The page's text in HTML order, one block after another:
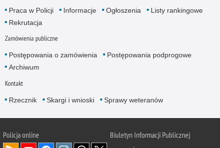
Praca w Policji Informacje Ogłoszenia
Listy rankingowe
Rekrutacja
Zamówienia publiczne
Postępowania o zamówienia
Postępowania podprogowe
Archiwum
Kontakt
Rzecznik Skargi i wnioski Sprawy weteranów
Policjaonline
Biuletyn Informacji Publicznej